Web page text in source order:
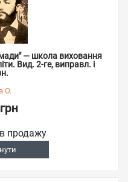
— школа виховання
Вид. 2-ге, виправл. і
О.
продажу